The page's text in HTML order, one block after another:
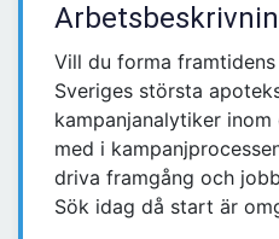
Vill du forma
Sveriges största
kampanjanalytiker
med i
driva framgång och
Sök idag då start är